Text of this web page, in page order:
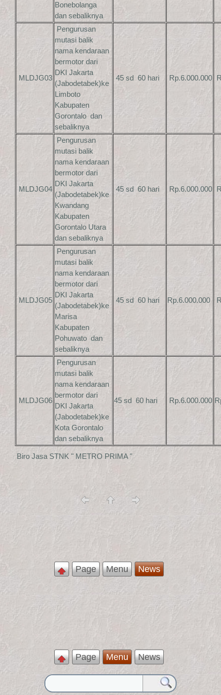
Bonebolanga
dan sebaliknya
MLDJG03
Pengurusan
mutasi balik
nama kendaraan
bermotor dari
DKI Jakarta
(Jabodetabek)ke
Limboto
Kabupaten
Gorontalo dan
sebaliknya
45 sd 60 hari Rp.6.000.000
MLDJG04
Pengurusan
mutasi balik
nama kendaraan
bermotor dari
DKI Jakarta
(Jabodetabek)ke
Kwandang
Kabupaten
Gorontalo Utara
dan sebaliknya
45 sd 60 hari Rp.6.000.000
MLDJG05
Pengurusan
mutasi balik
nama kendaraan
bermotor dari
DKI Jakarta
(Jabodetabek)ke
Marisa
Kabupaten
Pohuwato dan
sebaliknya
45 sd 60 hari Rp.6.000.000
MLDJG06
Pengurusan
mutasi balik
nama kendaraan
bermotor dari
DKI Jakarta
(Jabodetabek)ke
Kota Gorontalo
dan sebaliknya
45 sd 60 hari Rp.6.000.000
Biro Jasa STNK " METRO PRIMA "
Page Menu News
Page Menu News